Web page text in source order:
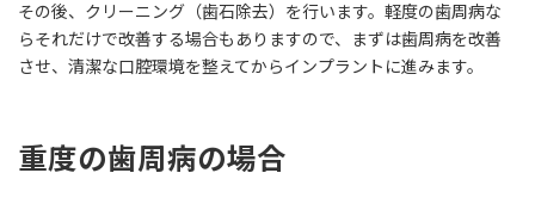
その後、クリーニング（歯石除去）を行います。軽度の歯周病な
らそれだけで改善する場合もありますので、まずは歯周病を改善
させ、清潔な口腔環境を整えてからインプラントに進みます。
重度の歯周病の場合